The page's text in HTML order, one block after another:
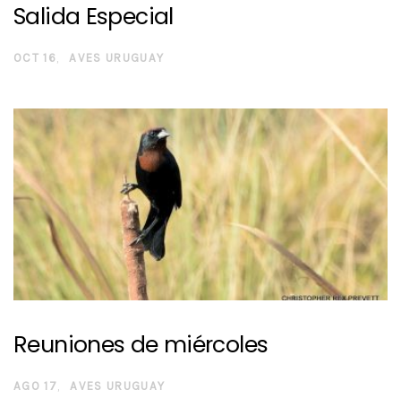
Salida Especial
OCT 16 AVES URUGUAY
Reuniones de miércoles
AGO 17 AVES URUGUAY